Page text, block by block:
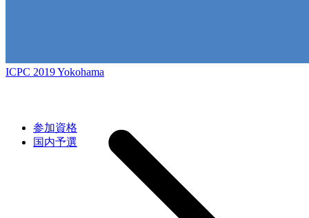
参加資格
国内予選
ICPC 2019 Yokohama